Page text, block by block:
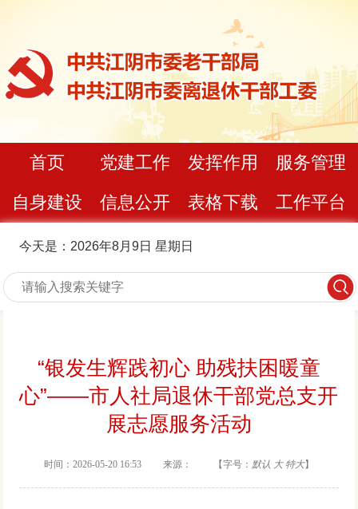
首页 党建工作 发挥作用
服务管理
自身建设
信息公开 表格下载 工作平台
今天是：2026年8月9日 星期日
“银发生辉践初心 助残扶困暖童
心”——市人社局退休干部党总支开
展志愿服务活动
时间：2026-05-20 16:53 来源： 【字号： 默认 大 特大】